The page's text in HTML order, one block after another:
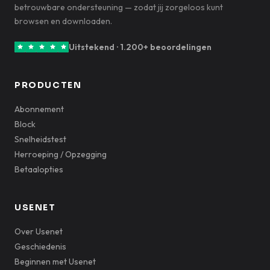
betrouwbare ondersteuning — zodat jij zorgeloos kunt
browsen en downloaden.
Uitstekend · 1.200+ beoordelingen
PRODUCTEN
Abonnement
Block
Snelheidstest
Herroeping / Opzegging
Betaalopties
USENET
Over Usenet
Geschiedenis
Beginnen met Usenet